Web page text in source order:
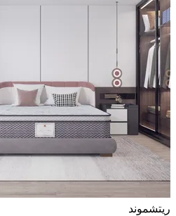
ريتشموند